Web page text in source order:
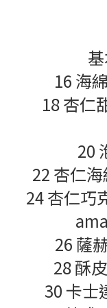
16 海
18 杏仁
20
22 杏仁
24 杏仁巧
26 薩
28 酥
30 卡士